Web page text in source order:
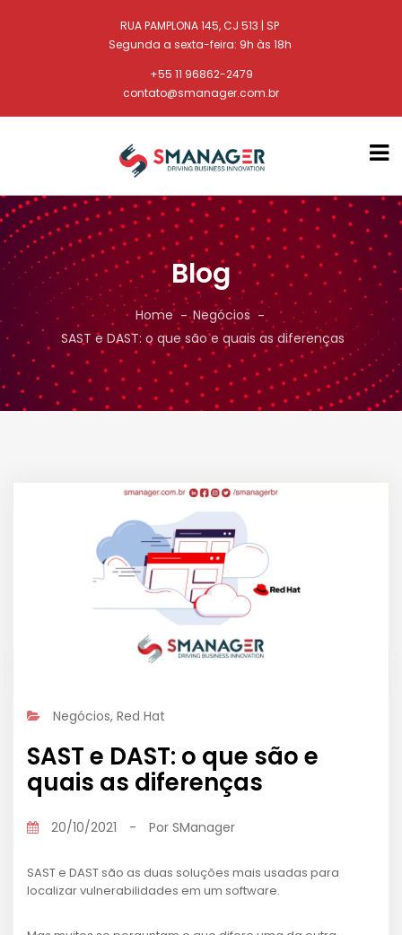
RUA PAMPLONA 145, CJ 513 | SP
Segunda a sexta-feira: 9h às 18h
+55 11 96862-2479
contato@smanager.com.br
Blog
Home
Negócios
SAST e DAST: o que são e quais as diferenças
Negócios, Red Hat
SAST e DAST: o que são e
quais as diferenças
20/10/2021 - Por SManager
SAST e DAST são as duas soluções mais usadas para
localizar vulnerabilidades em um software.